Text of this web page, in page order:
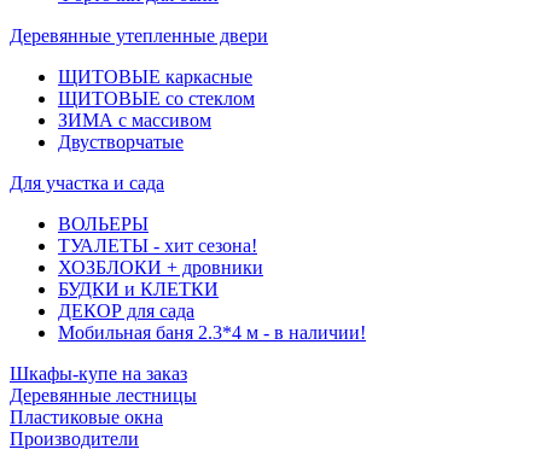
Деревянные утепленные двери
ЩИТОВЫЕ каркасные
ЩИТОВЫЕ со стеклом
ЗИМА с массивом
Двустворчатые
Для участка и сада
ВОЛЬЕРЫ
ТУАЛЕТЫ - хит сезона!
ХОЗБЛОКИ + дровники
БУДКИ и КЛЕТКИ
ДЕКОР для сада
Мобильная баня 2.3*4 м - в наличии!
Шкафы-купе на заказ
Деревянные лестницы
Пластиковые окна
Производители